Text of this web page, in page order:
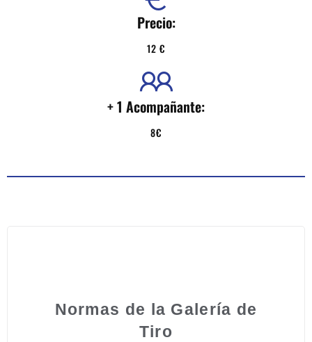
Precio:
12 €
+ 1 Acompañante:
8€
Normas de la Galería de
Tiro